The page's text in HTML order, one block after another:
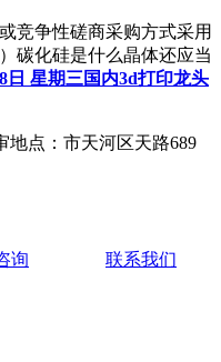
争性磋商采购方式采用
碳化硅是什么晶体还应当
8日 星期三国内3d打印龙头
点：市天河区天路689
询 联系我们